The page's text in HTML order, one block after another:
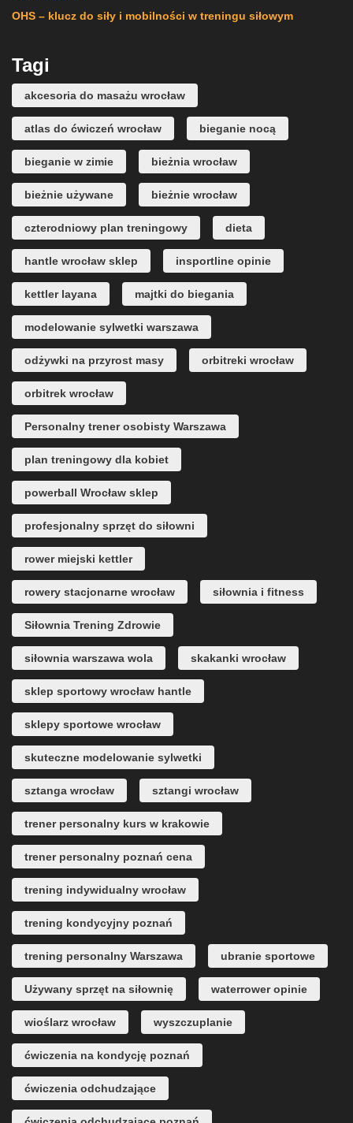
OHS – klucz do siły i mobilności w treningu siłowym
Tagi
akcesoria do masażu wrocław
atlas do ćwiczeń wrocław bieganie nocą
bieganie w zimie bieżnia wrocław
bieżnie używane bieżnie wrocław
czterodniowy plan treningowy dieta
hantle wrocław sklep insportline opinie
kettler layana majtki do biegania
modelowanie sylwetki warszawa
odżywki na przyrost masy orbitreki wrocław
orbitrek wrocław
Personalny trener osobisty Warszawa
plan treningowy dla kobiet
powerball Wrocław sklep
profesjonalny sprzęt do siłowni
rower miejski kettler
rowery stacjonarne wrocław siłownia i fitness
Siłownia Trening Zdrowie
siłownia warszawa wola skakanki wrocław
sklep sportowy wrocław hantle
sklepy sportowe wrocław
skuteczne modelowanie sylwetki
sztanga wrocław sztangi wrocław
trener personalny kurs w krakowie
trener personalny poznań cena
trening indywidualny wrocław
trening kondycyjny poznań
trening personalny Warszawa ubranie sportowe
Używany sprzęt na siłownię waterrower opinie
wioślarz wrocław wyszczuplanie
ćwiczenia na kondycję poznań
ćwiczenia odchudzające